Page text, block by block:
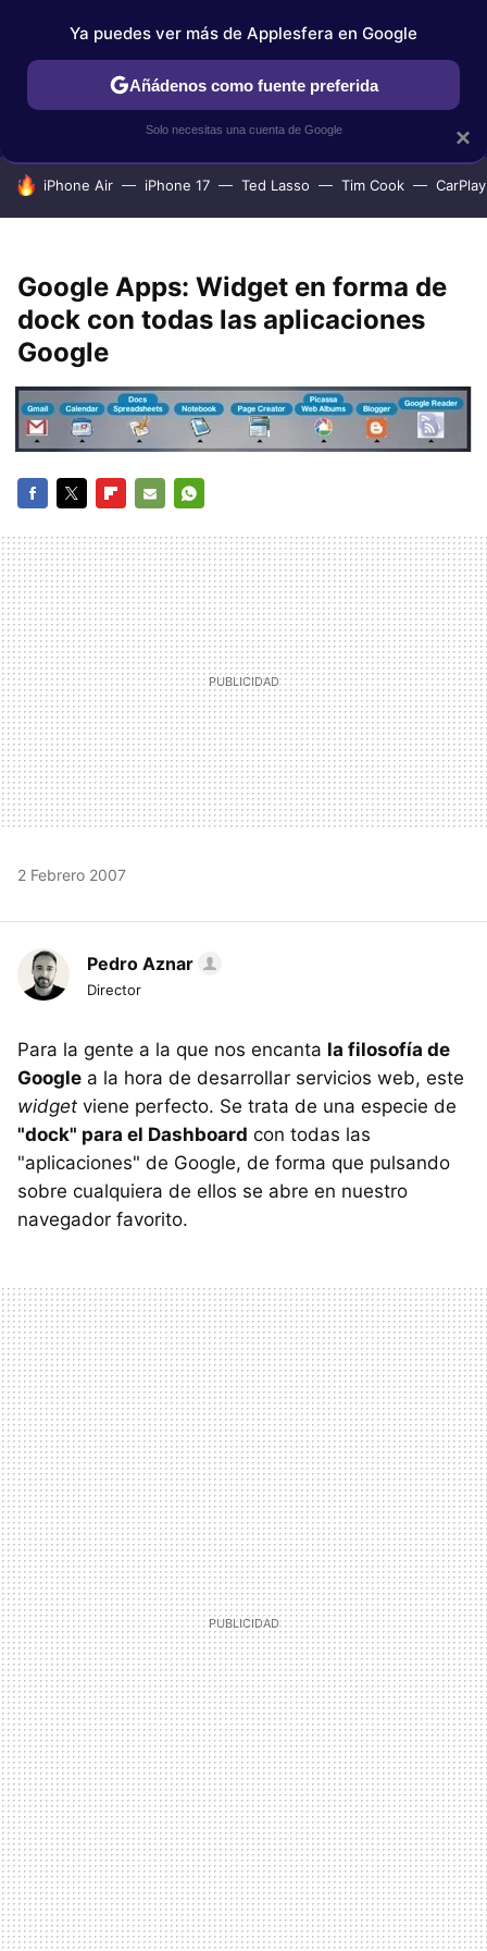
IPHONE TUTORIALES APPLESFERA SELECCIÓN
HOY SE HABLA DE
iPhone Air iPhone 17 Ted Lasso Tim Cook CarPlay
Google Apps: Widget en forma de
dock con todas las aplicaciones
Google
MAIL
2 Febrero 2007
Pedro Aznar
Director
Para la gente a la que nos encanta la filosofía de
Google a la hora de desarrollar servicios web, este
widget viene perfecto. Se trata de una especie de
"dock" para el Dashboard con todas las
"aplicaciones" de Google, de forma que pulsando
sobre cualquiera de ellos se abre en nuestro
navegador favorito.
×
Ya puedes ver más de Applesfera en Google
Añádenos como fuente preferida
Solo necesitas una cuenta de Google